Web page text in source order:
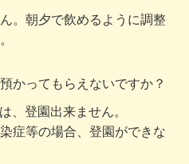
。朝夕で飲めるように調整
かってもらえないですか？
、登園出来ません。
症等の場合、登園ができな